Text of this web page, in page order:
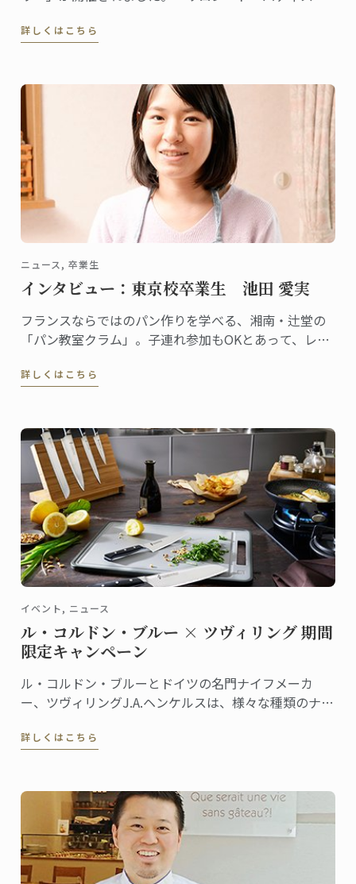
す。
詳しくはこちら
ニュース, 卒業生
インタビュー：東京校卒業生 池田 愛実
フランスならではのパン作りを学べる、湘南・辻堂の
「パン教室クラム」。子連れ参加もOKとあって、レッ
てをしながら、自宅でこの教室を主宰しているのが池
詳しくはこちら
イベント, ニュース
ル・コルドン・ブルー × ツヴィリング 期間
限定キャンペーン
ル・コルドン・ブルーとドイツの名門ナイフメーカ
ー、ツヴィリングJ.A.ヘンケルスは、様々な種類のナイ
フシリーズは、ツヴィリング各店舗やル・コルドン・
す！
詳しくはこちら